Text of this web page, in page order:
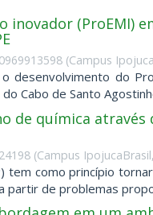
(ProEMI)
(Campus
desenvolvimento do
Cabo de Santo
de química através
(Campus IpojucaBrasil,
tem como princípio
partir de problemas